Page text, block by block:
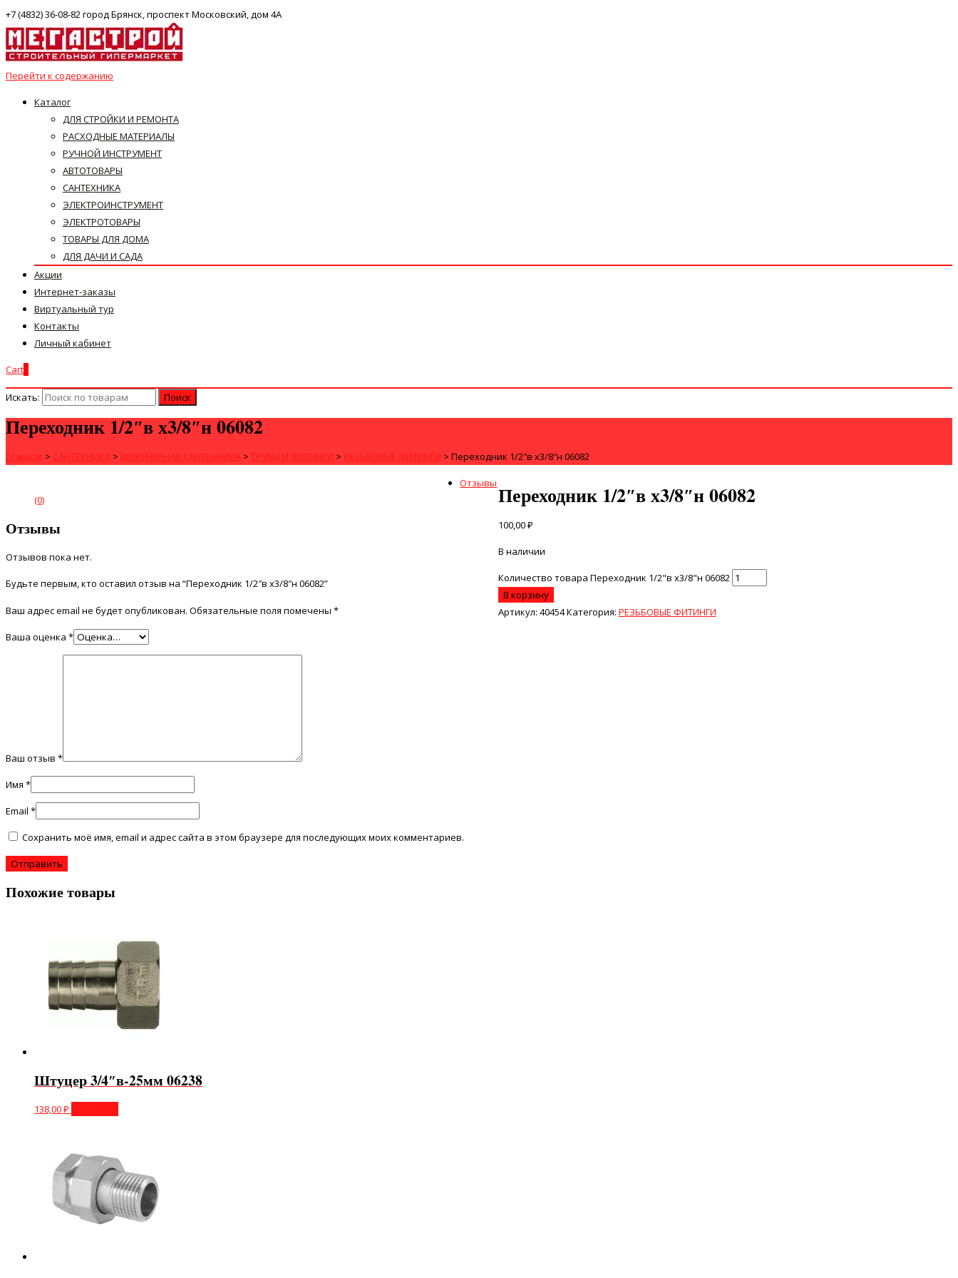
+7 (4832) 36-08-82 город Брянск, проспект Московский, дом 4А
Перейти к содержанию
Каталог
ДЛЯ СТРОЙКИ И РЕМОНТА
РАСХОДНЫЕ МАТЕРИАЛЫ
РУЧНОЙ ИНСТРУМЕНТ
АВТОТОВАРЫ
САНТЕХНИКА
ЭЛЕКТРОИНСТРУМЕНТ
ЭЛЕКТРОТОВАРЫ
ТОВАРЫ ДЛЯ ДОМА
ДЛЯ ДАЧИ И САДА
Акции
Интернет-заказы
Виртуальный тур
Контакты
Личный кабинет
Cart
Искать:
Переходник 1/2″в х3/8″н 06082
Главная > САНТЕХНИКА > ИНЖЕНЕРНАЯ САНТЕХНИКА > ТРУБЫ И ФИТИНГИ > РЕЗЬБОВЫЕ ФИТИНГИ > Переходник 1/2″в х3/8″н 06082
Переходник 1/2″в х3/8″н 06082
100,00₽
В наличии
Количество товара Переходник 1/2"в х3/8"н 06082
В корзину
Артикул: 40454Категория: РЕЗЬБОВЫЕ ФИТИНГИ
Отзывы
(0)
Отзывы
Отзывов пока нет.
Будьте первым, кто оставил отзыв на “Переходник 1/2″в х3/8″н 06082”
Ваш адрес email не будет опубликован. Обязательные поля помечены *
Ваша оценка *
Ваш отзыв *
Имя *
Email *
Сохранить моё имя, email и адрес сайта в этом браузере для последующих моих комментариев.
Похожие товары
Штуцер 3/4″в-25мм 06238
138,00₽